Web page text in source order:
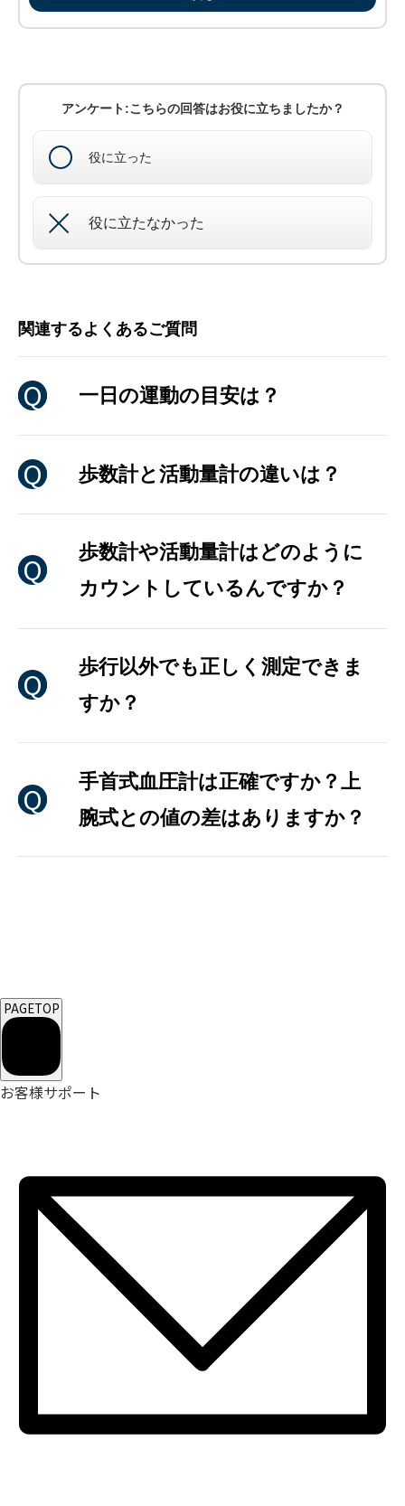
アンケート:こちらの回答はお役に立ちましたか？
役に立った
役に立たなかった
関連するよくあるご質問
一日の運動の目安は？
歩数計と活動量計の違いは？
歩数計や活動量計はどのように
カウントしているんですか？
歩行以外でも正しく測定できま
すか？
手首式血圧計は正確ですか？上
腕式との値の差はありますか？
PAGETOP
お客様サポート